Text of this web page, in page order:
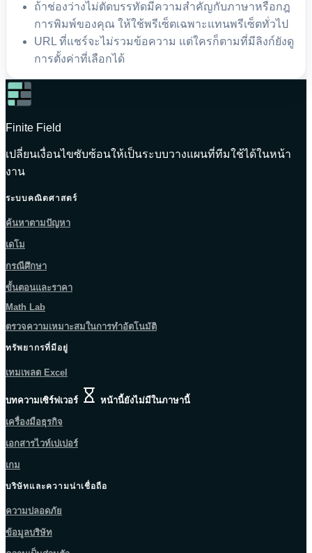
ถ้าช่องว่างไม่ตัดบรรทัดมีความสำคัญกับภาษาหรือกฎ
การพิมพ์ของคุณ ให้ใช้พรีเซ็ตเฉพาะแทนพรีเซ็ตทั่วไป
URL ที่แชร์จะไม่รวมข้อความ แต่ใครก็ตามที่มีลิงก์ยังดู
การตั้งค่าที่เลือกได้
Finite Field
เปลี่ยนเงื่อนไขซับซ้อนให้เป็นระบบวางแผนที่ทีมใช้ได้ในหน้า
งาน
ระบบคณิตศาสตร์
ค้นหาตามปัญหา
เดโม
กรณีศึกษา
ขั้นตอนและราคา
Math Lab
ตรวจความเหมาะสมในการทำอัตโนมัติ
ทรัพยากรที่มีอยู่
เทมเพลต Excel
บทความเซิร์ฟเวอร์ หน้านี้ยังไม่มีในภาษานี้
เครื่องมือธุรกิจ
เอกสารไวท์เปเปอร์
เกม
บริษัทและความน่าเชื่อถือ
ความปลอดภัย
ข้อมูลบริษัท